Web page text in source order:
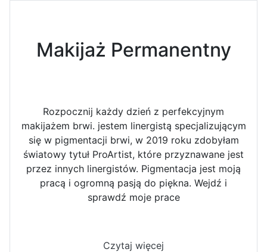
Makijaż Permanentny
Rozpocznij każdy dzień z perfekcyjnym
makijażem brwi. jestem linergistą specjalizującym
się w pigmentacji brwi, w 2019 roku zdobyłam
światowy tytuł ProArtist, które przyznawane jest
przez innych linergistów. Pigmentacja jest moją
pracą i ogromną pasją do piękna. Wejdź i
sprawdź moje prace
Czytaj więcej